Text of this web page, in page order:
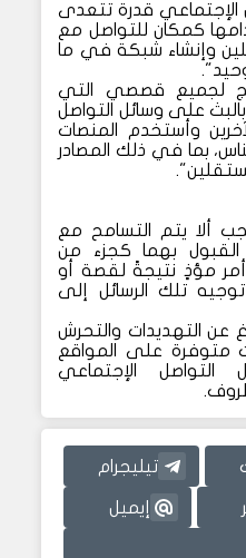
الإجتماعي قدرة تتعدى
كمكان للتواصل مع
وإنشاء شبكة في ما
لجميع قصصي التي
على وسائل التواصل
وأستخدم المنصات
بما في ذلك المصادر
ألا يتم التسامح مع
القبول بهما كجزء من
مؤذٍ نتيجةً لقصة أو
تلك الرسائل إلى
عن التهديدات والتحرش
متوفرة على المواقع
التواصل الإجتماعي
تيليجرام
إيميل